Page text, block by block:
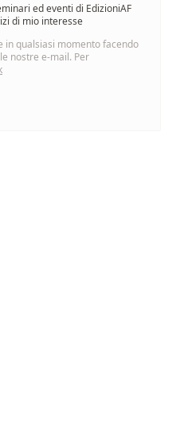
ed eventi di EdizioniAF
di mio interesse
in qualsiasi momento facendo
nostre e-mail. Per